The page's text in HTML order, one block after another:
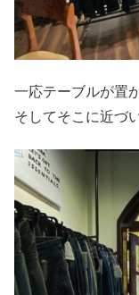
一応テーブルが置
そしてそこに近づ